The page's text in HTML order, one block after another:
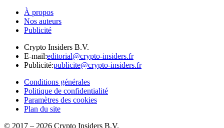
À propos
Nos auteurs
Publicité
Crypto Insiders B.V.
E-mail:editorial@crypto-insiders.fr
Publicité:publicite@crypto-insiders.fr
Conditions générales
Politique de confidentialité
Paramètres des cookies
Plan du site
© 2017 – 2026 Crypto Insiders B.V.